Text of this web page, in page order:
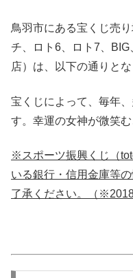
鳥羽市にある宝くじ売
チ、ロト6、ロト7、
店）は、以下の通りとな
宝くじによって、毎年
す。幸運の女神が微笑
※スポーツ振興くじ（
いる銀行・信用金庫等
了承ください。（